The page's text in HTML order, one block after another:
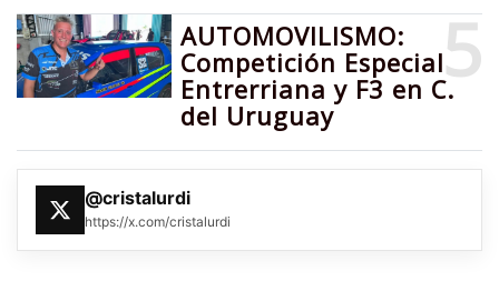
5
AUTOMOVILISMO:
Competición Especial
Entrerriana y F3 en C.
del Uruguay
@cristalurdi
https://x.com/cristalurdi